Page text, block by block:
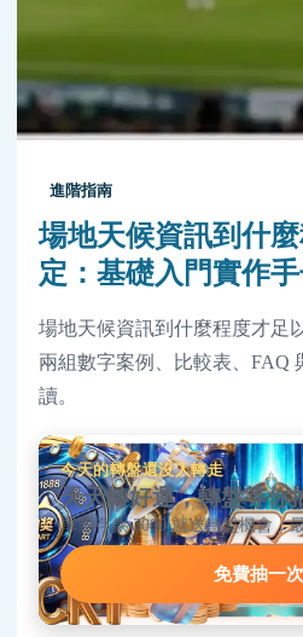
進階指南
場地天候資訊到什
定：基礎入門實作
場地天候資訊到什麼程度才足
兩組數字案例、比較表、FAQ
讀。
今天的轉盤還沒人轉走
天天轉好運，轉盤等你
單筆存款 3000 就送轉盤機會，
免費抽一